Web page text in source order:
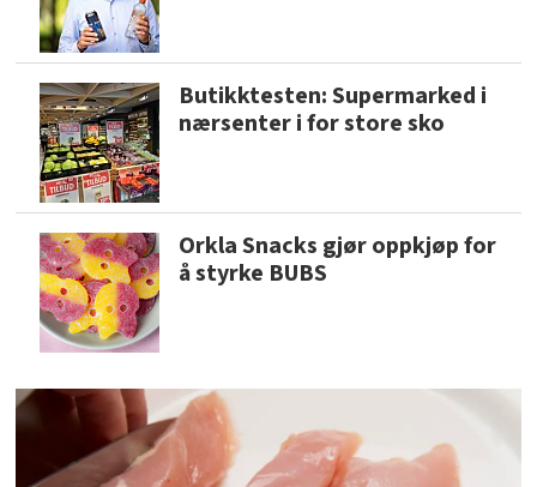
Butikktesten: Supermarked i
nærsenter i for store sko
Orkla Snacks gjør oppkjøp for
å styrke BUBS